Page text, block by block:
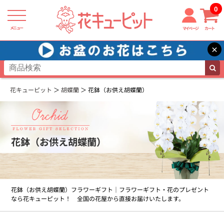
メニュー マイページ カート
0
×
花キューピット 胡蝶蘭 花鉢（お供え胡蝶蘭）
花鉢（お供え胡蝶蘭）
花鉢（お供え胡蝶蘭）フラワーギフト｜フラワーギフト・花のプレゼント
なら花キューピット！ 全国の花屋から直接お届けいたします。